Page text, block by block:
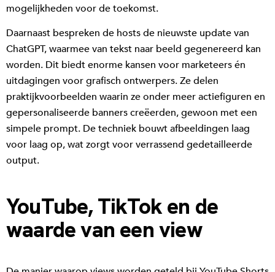
mogelijkheden voor de toekomst.
Daarnaast bespreken de hosts de nieuwste update van
ChatGPT, waarmee van tekst naar beeld gegenereerd kan
worden. Dit biedt enorme kansen voor marketeers én
uitdagingen voor grafisch ontwerpers. Ze delen
praktijkvoorbeelden waarin ze onder meer actiefiguren en
gepersonaliseerde banners creëerden, gewoon met een
simpele prompt. De techniek bouwt afbeeldingen laag
voor laag op, wat zorgt voor verrassend gedetailleerde
output.
YouTube, TikTok en de
waarde van een view